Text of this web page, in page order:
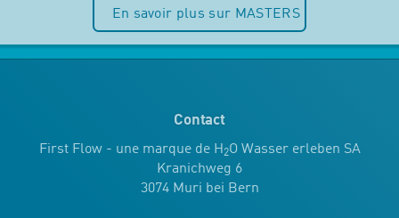
En savoir plus sur MASTERS
Contact
First Flow - une marque de H2O Wasser erleben SA
Kranichweg 6
3074 Muri bei Bern